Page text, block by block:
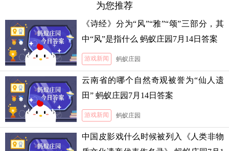
为您推荐
《诗经》分为“风”“雅”“颂”三部分，其
中“风”是指什么 蚂蚁庄园7月14日答案
游戏新闻 蚂蚁庄园
云南省的哪个自然奇观被誉为“仙人遗
田” 蚂蚁庄园7月14日答案
游戏新闻 蚂蚁庄园
中国皮影戏什么时候被列入《人类非物